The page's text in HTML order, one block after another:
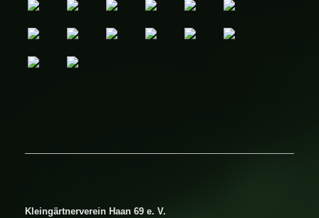
Kleingärtnerverein Haan 69 e. V.